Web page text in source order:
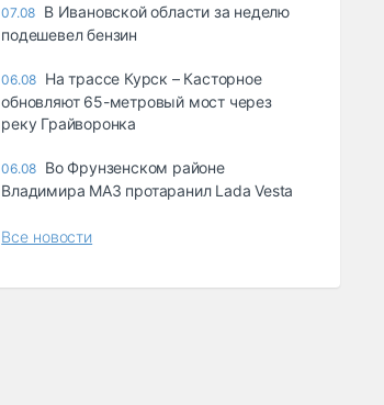
07.08 В Ивановской области за неделю
подешевел бензин
06.08 На трассе Курск – Касторное
обновляют 65-метровый мост через
реку Грайворонка
06.08 Во Фрунзенском районе
Владимира МАЗ протаранил Lada Vesta
Все новости